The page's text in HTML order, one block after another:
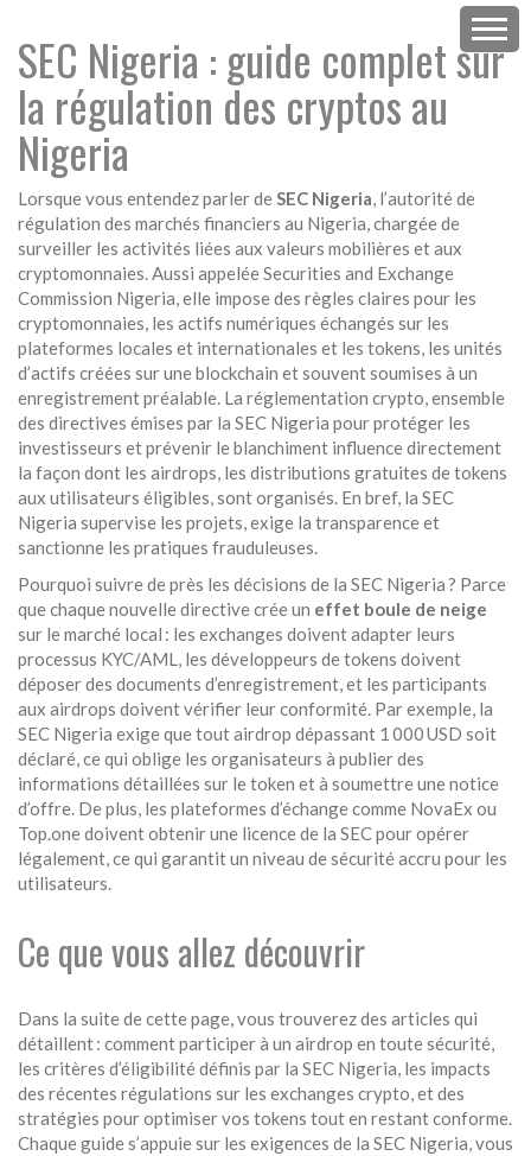
SEC Nigeria : guide complet sur
la régulation des cryptos au
Nigeria
Lorsque vous entendez parler deSEC Nigeria, l’autorité de
régulation des marchés financiers au Nigeria, chargée de
surveiller les activités liées aux valeurs mobilières et aux
cryptomonnaies. Aussi appeléeSecurities and Exchange
Commission Nigeria, elle impose des règles claires pour les
cryptomonnaies, les actifs numériques échangés sur les
plateformes locales et internationales et les tokens, les unités
d’actifs créées sur une blockchain et souvent soumises à un
enregistrement préalable. La réglementation crypto,ensemble
des directives émises par la SEC Nigeria pour protéger les
investisseurs et prévenir le blanchiment influence directement
la façon dont les airdrops, les distributions gratuites de tokens
aux utilisateurs éligibles, sont organisés. En bref, la SEC
Nigeria supervise les projets, exige la transparence et
sanctionne les pratiques frauduleuses.
Pourquoi suivre de près les décisions de la SEC Nigeria ? Parce
que chaque nouvelle directive crée un effet boule de neige
sur le marché local : les exchanges doivent adapter leurs
processus KYC/AML, les développeurs de tokens doivent
déposer des documents d’enregistrement, et les participants
aux airdrops doivent vérifier leur conformité. Par exemple, la
SEC Nigeria exige que tout airdrop dépassant 1 000 USD soit
déclaré, ce qui oblige les organisateurs à publier des
informations détaillées sur le token et à soumettre une notice
d’offre. De plus, les plateformes d’échange comme NovaEx ou
Top.one doivent obtenir une licence de la SEC pour opérer
légalement, ce qui garantit un niveau de sécurité accru pour les
utilisateurs.
Ce que vous allez découvrir
Dans la suite de cette page, vous trouverez des articles qui
détaillent : comment participer à un airdrop en toute sécurité,
les critères d’éligibilité définis par la SEC Nigeria, les impacts
des récentes régulations sur les exchanges crypto, et des
stratégies pour optimiser vos tokens tout en restant conforme.
Chaque guide s’appuie sur les exigences de la SEC Nigeria, vous